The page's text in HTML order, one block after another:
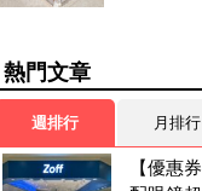
熱門文章
週排行 月排行
【優惠